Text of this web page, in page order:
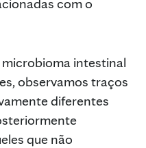
com o
microbioma intestinal
observamos traços
diferentes
que não